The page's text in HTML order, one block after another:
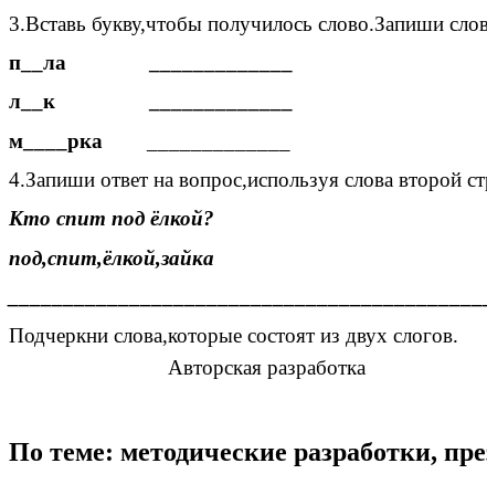
3.Вставь букву,чтобы получилось слово.Запиши
п__ла _____________
л__к _____________
м____рка
4.Запиши ответ на вопрос,используя слова второй
Кто спит под ёлкой?
под,спит,ёлкой,зайка
Подчеркни слова,которые состоят из двух слогов.
Авторская разработка
По теме: методические разработки,